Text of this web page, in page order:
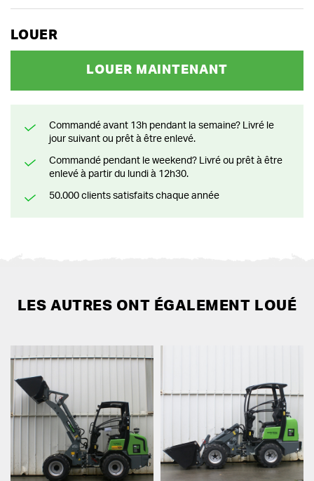
LOUER
LOUER MAINTENANT
Commandé avant 13h pendant la semaine? Livré le
jour suivant ou prêt à être enlevé.
Commandé pendant le weekend? Livré ou prêt à être
enlevé à partir du lundi à 12h30.
50.000 clients satisfaits chaque année
LES AUTRES ONT ÉGALEMENT LOUÉ